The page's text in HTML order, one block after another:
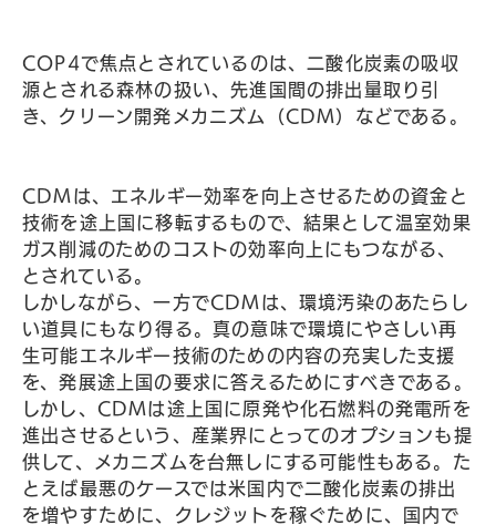
COP4で焦点とされているのは、二酸化炭素の吸収
源とされる森林の扱い、先進国間の排出量取り引
き、クリーン開発メカニズム（CDM）などである。
CDMは、エネルギー効率を向上させるための資金と
技術を途上国に移転するもので、結果として温室効果
ガス削減のためのコストの効率向上にもつながる、
とされている。
しかしながら、一方でCDMは、環境汚染のあたらし
い道具にもなり得る。真の意味で環境にやさしい再
生可能エネルギー技術のための内容の充実した支援
を、発展途上国の要求に答えるためにすべきである。
しかし、CDMは途上国に原発や化石燃料の発電所を
進出させるという、産業界にとってのオプションも提
供して、メカニズムを台無しにする可能性もある。た
とえば最悪のケースでは米国内で二酸化炭素の排出
を増やすために、クレジットを稼ぐために、国内で